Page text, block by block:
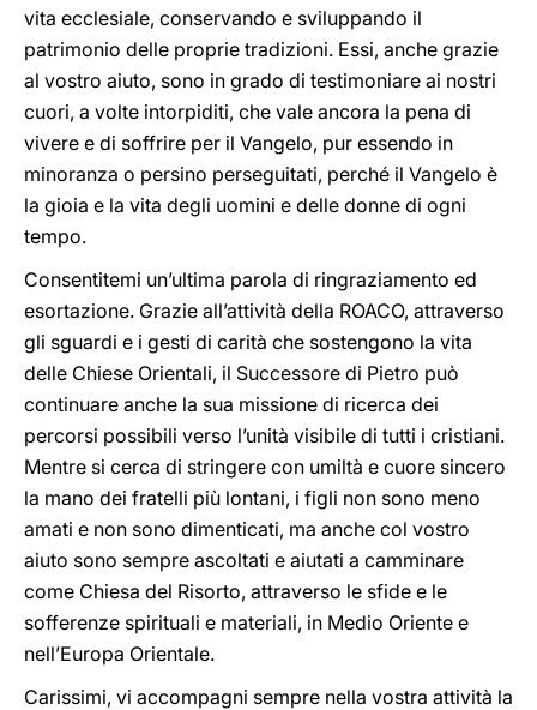
vita ecclesiale, conservando e sviluppando il
patrimonio delle proprie tradizioni. Essi, anche grazie
al vostro aiuto, sono in grado di testimoniare ai nostri
cuori, a volte intorpiditi, che vale ancora la pena di
vivere e di soffrire per il Vangelo, pur essendo in
minoranza o persino perseguitati, perché il Vangelo è
la gioia e la vita degli uomini e delle donne di ogni
tempo.
Consentitemi un’ultima parola di ringraziamento ed
esortazione. Grazie all’attività della ROACO, attraverso
gli sguardi e i gesti di carità che sostengono la vita
delle Chiese Orientali, il Successore di Pietro può
continuare anche la sua missione di ricerca dei
percorsi possibili verso l’unità visibile di tutti i cristiani.
Mentre si cerca di stringere con umiltà e cuore sincero
la mano dei fratelli più lontani, i figli non sono meno
amati e non sono dimenticati, ma anche col vostro
aiuto sono sempre ascoltati e aiutati a camminare
come Chiesa del Risorto, attraverso le sfide e le
sofferenze spirituali e materiali, in Medio Oriente e
nell’Europa Orientale.
Carissimi, vi accompagni sempre nella vostra attività la